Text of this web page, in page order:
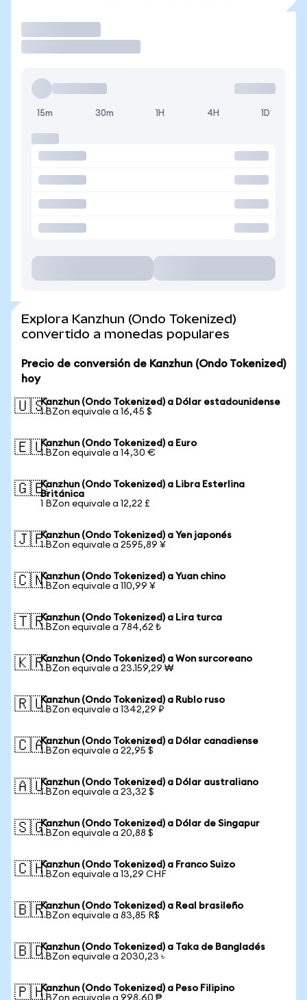
15m 30m 1H 4H 1D
Explora Kanzhun (Ondo Tokenized)
convertido a monedas populares
Precio de conversión de Kanzhun (Ondo Tokenized)
hoy
🇺🇸Kanzhun (Ondo Tokenized) a Dólar estadounidense
1 BZon equivale a 16,45 $
🇪🇺Kanzhun (Ondo Tokenized) a Euro
1 BZon equivale a 14,30 €
🇬🇧Kanzhun (Ondo Tokenized) a Libra Esterlina
Británica
1 BZon equivale a 12,22 £
🇯🇵Kanzhun (Ondo Tokenized) a Yen japonés
1 BZon equivale a 2595,89 ¥
🇨🇳Kanzhun (Ondo Tokenized) a Yuan chino
1 BZon equivale a 110,99 ¥
🇹🇷Kanzhun (Ondo Tokenized) a Lira turca
1 BZon equivale a 784,62 ₺
🇰🇷Kanzhun (Ondo Tokenized) a Won surcoreano
1 BZon equivale a 23.159,29 ₩
🇷🇺Kanzhun (Ondo Tokenized) a Rublo ruso
1 BZon equivale a 1342,29 ₽
🇨🇦Kanzhun (Ondo Tokenized) a Dólar canadiense
1 BZon equivale a 22,95 $
🇦🇺Kanzhun (Ondo Tokenized) a Dólar australiano
1 BZon equivale a 23,32 $
🇸🇬Kanzhun (Ondo Tokenized) a Dólar de Singapur
1 BZon equivale a 20,88 $
🇨🇭Kanzhun (Ondo Tokenized) a Franco Suizo
1 BZon equivale a 13,29 CHF
🇧🇷Kanzhun (Ondo Tokenized) a Real brasileño
1 BZon equivale a 83,85 R$
🇧🇩Kanzhun (Ondo Tokenized) a Taka de Bangladés
1 BZon equivale a 2030,23 ৳
🇵🇭Kanzhun (Ondo Tokenized) a Peso Filipino
1 BZon equivale a 998,60 ₱